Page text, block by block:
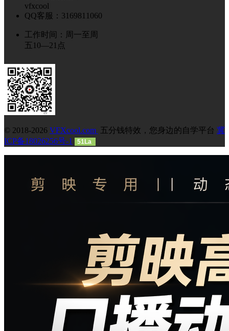
vfxcool
QQ客服：3169811060
工作时间：周一至周
五10—21点
© 2018-2026 VFXcool.com 五分钱特效，您身边的自学平台 冀
ICP备18026256号-1
51La